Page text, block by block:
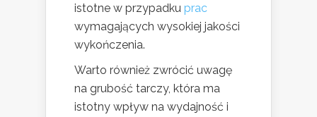
istotne w przypadku prac
wymagających wysokiej jakości
wykończenia.
Warto również zwrócić uwagę
na grubość tarczy, która ma
istotny wpływ na wydajność i